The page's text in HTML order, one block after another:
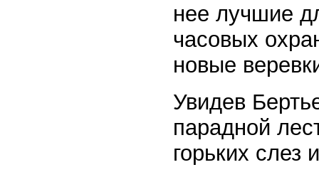
нее лучшие
часовых
новые
Увидев
парадной
горьких слез